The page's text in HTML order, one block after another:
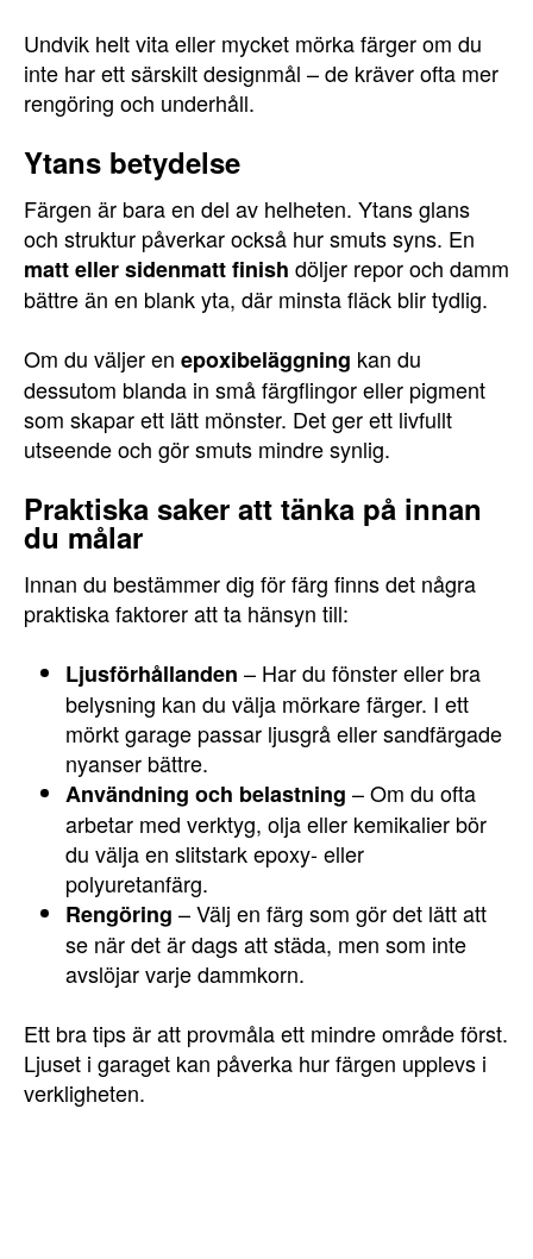
Undvik helt vita eller mycket mörka färger om du
inte har ett särskilt designmål – de kräver ofta mer
rengöring och underhåll.
Ytans betydelse
Färgen är bara en del av helheten. Ytans glans
och struktur påverkar också hur smuts syns. En
matt eller sidenmatt finish döljer repor och damm
bättre än en blank yta, där minsta fläck blir tydlig.
Om du väljer en epoxibeläggning kan du
dessutom blanda in små färgflingor eller pigment
som skapar ett lätt mönster. Det ger ett livfullt
utseende och gör smuts mindre synlig.
Praktiska saker att tänka på innan
du målar
Innan du bestämmer dig för färg finns det några
praktiska faktorer att ta hänsyn till:
Ljusförhållanden – Har du fönster eller bra
belysning kan du välja mörkare färger. I ett
mörkt garage passar ljusgrå eller sandfärgade
nyanser bättre.
Användning och belastning – Om du ofta
arbetar med verktyg, olja eller kemikalier bör
du välja en slitstark epoxy- eller
polyuretanfärg.
Rengöring – Välj en färg som gör det lätt att
se när det är dags att städa, men som inte
avslöjar varje dammkorn.
Ett bra tips är att provmåla ett mindre område först.
Ljuset i garaget kan påverka hur färgen upplevs i
verkligheten.